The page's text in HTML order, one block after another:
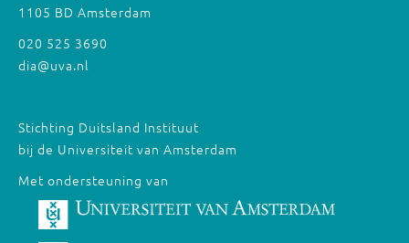
1105 BD Amsterdam
020 525 3690
dia@uva.nl
Stichting Duitsland Instituut
bij de Universiteit van Amsterdam
Met ondersteuning van